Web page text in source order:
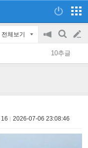
전체보기
공
지
on/off
검
색
글
쓰
10추글
16 2026-07-06 23:08:46